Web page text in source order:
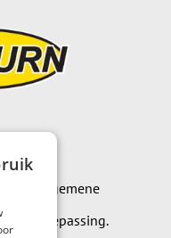
onze algemene
van toepassing.